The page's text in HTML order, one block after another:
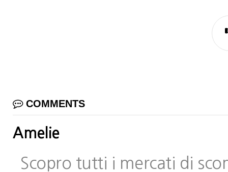
COMMENTS
Amelie
Scopro tutti i mercati di